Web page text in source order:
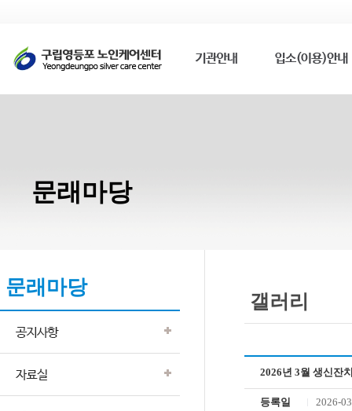
문래마당
문래마당
갤러리
2026년 3월 생신잔
등록일 2026-